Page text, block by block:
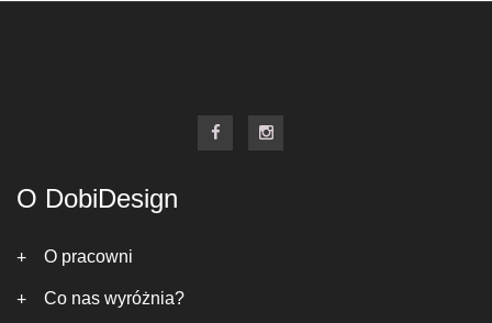
O DobiDesign
O pracowni
Co nas wyróżnia?